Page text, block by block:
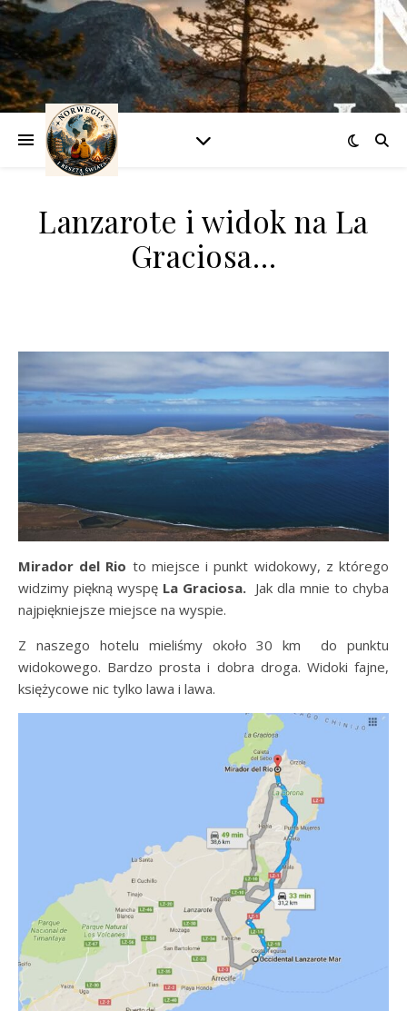
Lanzarote i widok na La
Graciosa…
Mirador del Rio to miejsce i punkt widokowy, z którego
widzimy piękną wyspę La Graciosa. Jak dla mnie to chyba
najpiękniejsze miejsce na wyspie.
Z naszego hotelu mieliśmy około 30 km do punktu
widokowego. Bardzo prosta i dobra droga. Widoki fajne,
księżycowe nic tylko lawa i lawa.